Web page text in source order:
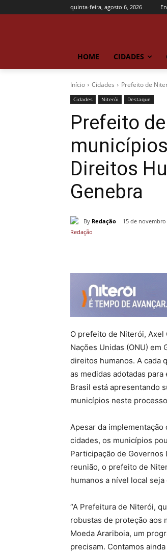
quinta-feira, agosto 6, 2026
HOME CIDADES
Início Cidades Prefeito de
Cidades Niterói Destaque
Prefeito
Direitos
Genebra
By Redação 15 de novembro
O prefeito de Niterói, Axel
Nações Unidas (ONU) em
direitos humanos. A cada
as medidas adotadas
Brasil está apresentando
municípios neste
Apesar da
cidades, os municípios
Participação de Governos
reunião, o prefeito de
humanos a nível local
“A Prefeitura de Niterói,
robustas de proteção aos
Moeda Arariboia, um
precisam. Contamos